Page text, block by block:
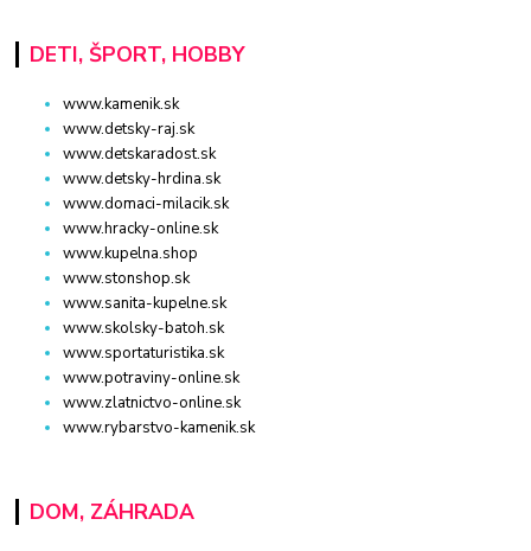
DETI, ŠPORT, HOBBY
www.kamenik.sk
www.detsky-raj.sk
www.detskaradost.sk
www.detsky-hrdina.sk
www.domaci-milacik.sk
www.hracky-online.sk
www.kupelna.shop
www.stonshop.sk
www.sanita-kupelne.sk
www.skolsky-batoh.sk
www.sportaturistika.sk
www.potraviny-online.sk
www.zlatnictvo-online.sk
www.rybarstvo-kamenik.sk
DOM, ZÁHRADA